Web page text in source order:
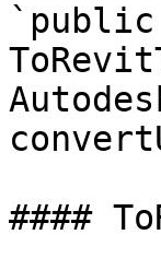
`public
####